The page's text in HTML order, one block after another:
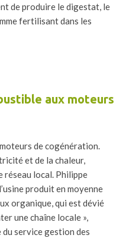
de produire le digestat, le
fertilisant dans les
aux moteurs
de cogénération.
et de la chaleur,
réseau local. Philippe
produit en moyenne
organique, qui est dévié
une chaîne locale »,
service gestion des